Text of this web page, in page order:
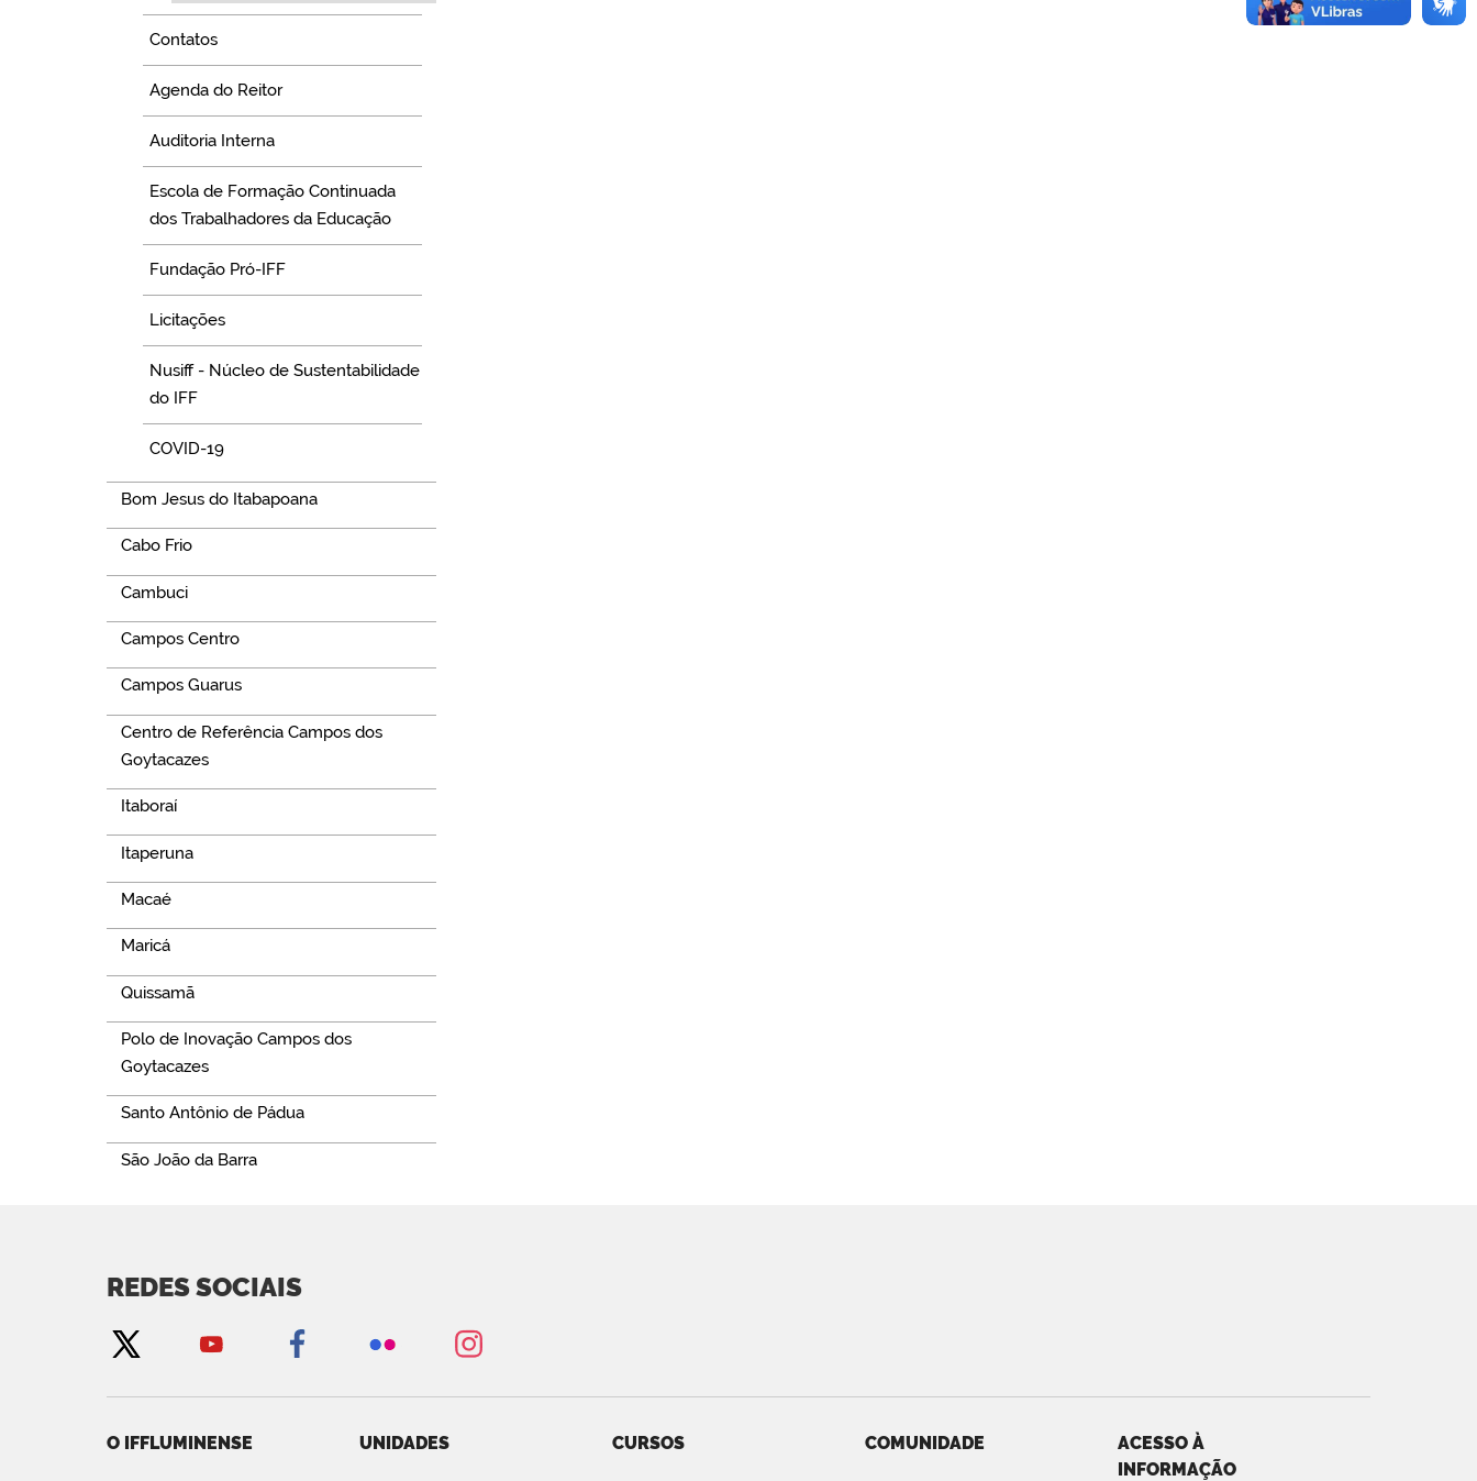
Contatos
Agenda do Reitor
Auditoria Interna
Escola de Formação Continuada
dos Trabalhadores da Educação
Fundação Pró-IFF
Licitações
Nusiff - Núcleo de Sustentabilidade
do IFF
COVID-19
Bom Jesus do Itabapoana
Cabo Frio
Cambuci
Campos Centro
Campos Guarus
Centro de Referência Campos dos
Goytacazes
Itaboraí
Itaperuna
Macaé
Maricá
Quissamã
Polo de Inovação Campos dos
Goytacazes
Santo Antônio de Pádua
São João da Barra
REDES SOCIAIS
O IFFLUMINENSE UNIDADES CURSOS COMUNIDADE
ACESSO À
INFORMAÇÃO